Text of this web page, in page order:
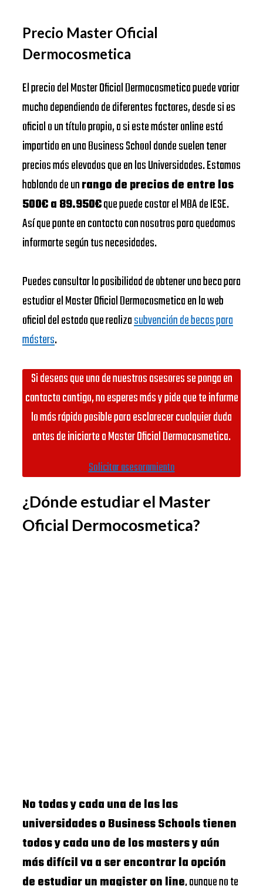
Precio Master Oficial
Dermocosmetica
El precio del Master Oficial Dermocosmetica puede variar
mucho dependiendo de diferentes factores, desde si es
oficial o un título propio, a si este máster online está
impartido en una Business School donde suelen tener
precios más elevados que en las Universidades. Estamos
hablando de unrango de precios de entre los
500€ a 89.950€que puede costar el MBA de IESE.
Así que ponte en contacto con nosotros para quedamos
informarte según tus necesidades.
Puedes consultar la posibilidad de obtener una beca para
estudiar el Master Oficial Dermocosmetica en la web
oficial del estado que realizasubvención de becas para
másters.
Si deseas que uno de nuestros asesores se ponga en
contacto contigo, no esperes más y pide que te informe
lo más rápido posible para esclarecer cualquier duda
antes de iniciarte a Master Oficial Dermocosmetica.
Solicitar asesoramiento
¿Dónde estudiar el Master
Oficial Dermocosmetica?
No todas y cada una de las las
universidades o Business Schools tienen
todos y cada uno de los masters y aún
más difícil va a ser encontrar la opción
de estudiar un magister on line, aunque no te